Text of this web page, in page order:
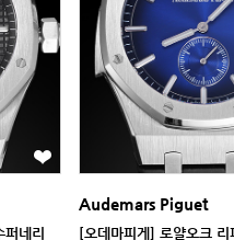
Audemars Piguet